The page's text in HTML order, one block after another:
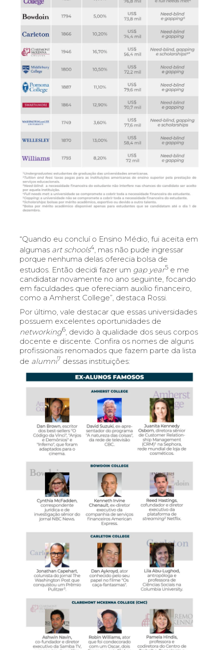
“Quando eu concluí o Ensino Médio, fui aceita em
algumas art schools4, mas não pude ingressar
porque nenhuma delas oferecia bolsa de
estudos. Então decidi fazer um gap year5 e me
candidatar novamente no ano seguinte, focando
em faculdades que ofereciam auxílio financeiro,
como a Amherst College”, destaca Rossi.
Por último, vale destacar que essas universidades
possuem excelentes oportunidades de
networking6, devido à qualidade dos seus corpos
docente e discente. Confira os nomes de alguns
profissionais renomados que fazem parte da lista
de alumni7 dessas instituições: